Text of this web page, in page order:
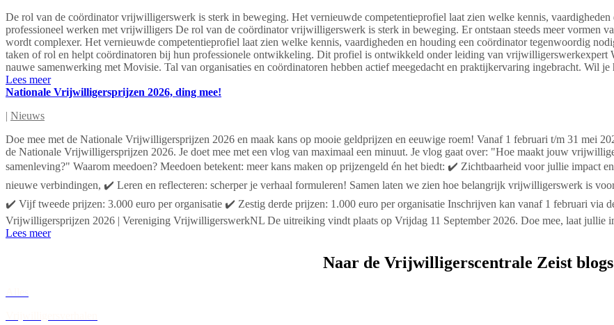
De rol van de coördinator vrijwilligerswerk is sterk in beweging. Het vernieuwde competentieprofiel laat zien welke kennis,
professioneel werken met vrijwilligers De rol van de coördinator vrijwilligerswerk is sterk in beweging. Er ontstaan steeds meer vormen
wordt complexer. Het vernieuwde competentieprofiel laat zien welke kennis, vaardigheden en houding een coördinator tegenwoordig
taken of rol en helpt coördinatoren bij hun professionele ontwikkeling. Dit profiel is ontwikkeld onder leiding van vrijwilligerswerkexpert
nauwe samenwerking met Movisie. Tal van organisaties en coördinatoren hebben actief meegedacht en praktijkervaring ingebracht. Wil
Lees meer
Nationale Vrijwilligersprijzen 2026, ding mee!
| Nieuws
Doe mee met de Nationale Vrijwilligersprijzen 2026 en maak kans op mooie geldprijzen en eeuwige roem! Vanaf 1 februari t/m 31 mei
de Nationale Vrijwilligersprijzen 2026. Je doet mee met een vlog van maximaal een minuut. Je vlog gaat over: "Hoe maakt jouw
samenleving?" Waarom meedoen? Meedoen betekent: meer kans maken op prijzengeld én het biedt: ✔️ Zichtbaarheid voor jullie
nieuwe verbindingen, ✔️ Leren en reflecteren: scherper je verhaal formuleren! Samen laten we zien hoe belangrijk vrijwilligerswerk is
✔️ Vijf tweede prijzen: 3.000 euro per organisatie ✔️ Zestig derde prijzen: 1.000 euro per organisatie Inschrijven kan vanaf 1 februari
Vrijwilligersprijzen 2026 | Vereniging VrijwilligerswerkNL De uitreiking vindt plaats op Vrijdag 11 September 2026. Doe mee, laat jullie
Lees meer
Naar de Vrijwilligerscentrale Zeist blogs